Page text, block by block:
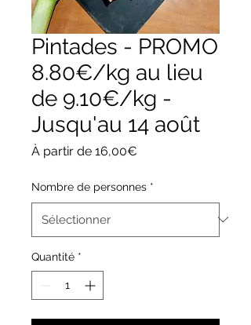
Pintades - PROMO
8.80€/kg au lieu
de 9.10€/kg -
Jusqu'au 14 août
À partir de 16,00€
Nombre de personnes *
Quantité *